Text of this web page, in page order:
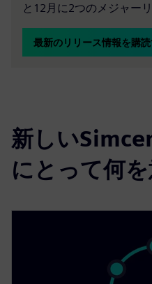
と12月に2つのメジャー
最新のリリース情報を購
新しい
にとって何